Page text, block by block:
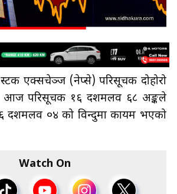
एक्सचेञ्ज (नेप्से) परिसूचक दोहोरो
आज परिसूचक १६ दशमलव ६८ अङ्कले
दशमलव ०४ को विन्दुमा कायम भएको
Watch On